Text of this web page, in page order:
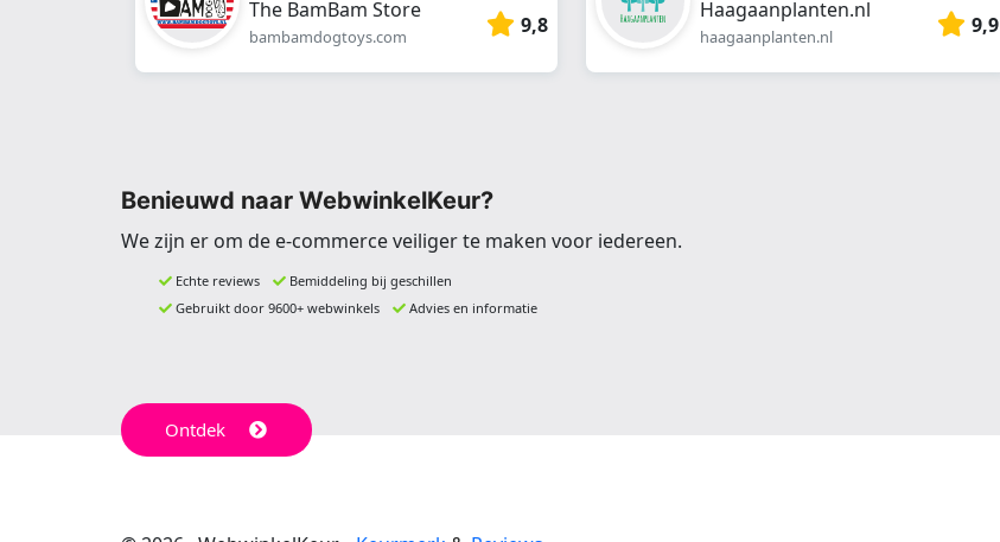
The BamBam Store
bambamdogtoys.com 9,8
Haagaanplanten.nl
haagaanplanten.nl 9,9
Benieuwd naar WebwinkelKeur?
We zijn er om de e-commerce veiliger te maken voor iedereen.
Echte reviews
Bemiddeling bij geschillen
Gebruikt door 9600+ webwinkels
Advies en informatie
Ontdek